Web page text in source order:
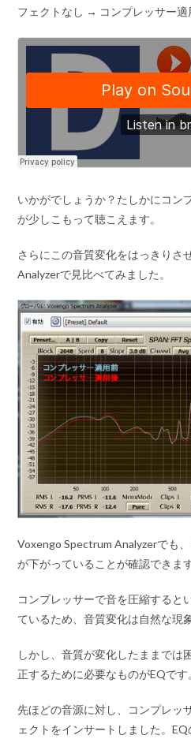
フェクトなし → コンプレッサー適
いかがでしょうか？たしかにコン
が少しこもって聴こえます。
さらにこの音質変化をはっきりさ
Analyzerで見比べてみました。
Voxengo Spectrum Analyzerでも
が下がっていることが確認できます
コンプレッサーで音を圧縮すると
ているため、音質変化は自然な現
しかし、音質が変化したままでは
正するために必要なものがEQです
先ほどの音源に対し、コンプレッ
ェクトをインサートしました。EQ